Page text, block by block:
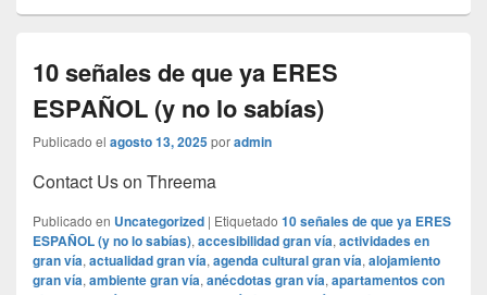
10 señales de que ya ERES
ESPAÑOL (y no lo sabías)
Publicado el agosto 13, 2025poradmin
Contact Us on Threema
Publicado en Uncategorized | Etiquetado 10 señales de que ya ERES
ESPAÑOL (y no lo sabías), accesibilidad gran vía, actividades en
gran vía, actualidad gran vía, agenda cultural gran vía, alojamiento
gran vía, ambiente gran vía, anécdotas gran vía, apartamentos con